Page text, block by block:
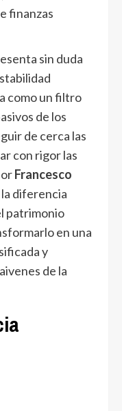
finanzas
sin duda
como un filtro
de los
de cerca las
con rigor las
Francesco
diferencia
patrimonio
en una
y
de la